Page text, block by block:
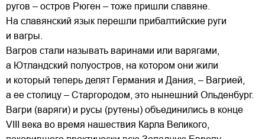
ругов – остров Рюген – тоже пришли славяне.
На славянский язык перешли прибалтийские руги
и вагры.
Вагров стали называть варинами или варягами,
а Ютландский полуостров, на котором они жили
и который теперь делят Германия и Дания, – Вагрией,
а ее столицу – Старгородом, это нынешний Ольденбург.
Вагри (варяги) и русы (рутены) объединились в конце
VIII века во время нашествия Карла Великого,